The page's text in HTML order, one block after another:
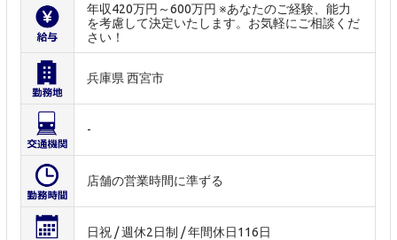
年収420万円～600万円 ※あなたのご経験、能力
を考慮して決定いたします。お気軽にご相談くだ
さい！
兵庫県 西宮市
-
店舗の営業時間に準ずる
日祝 / 週休2日制 / 年間休日116日